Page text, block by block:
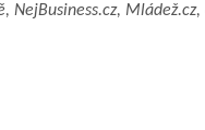
NejBusiness.cz,